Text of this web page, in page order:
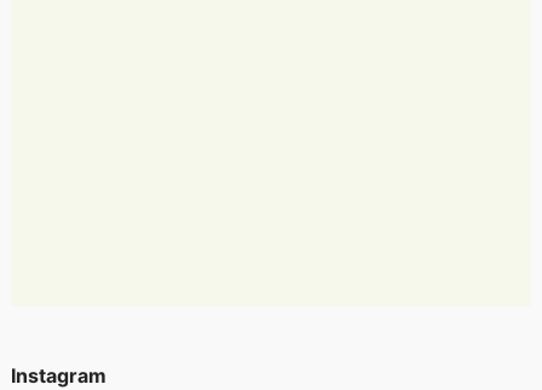
Instagram